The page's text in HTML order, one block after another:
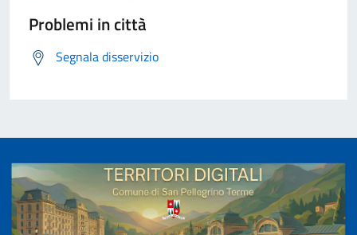
Problemi in città
Segnala disservizio